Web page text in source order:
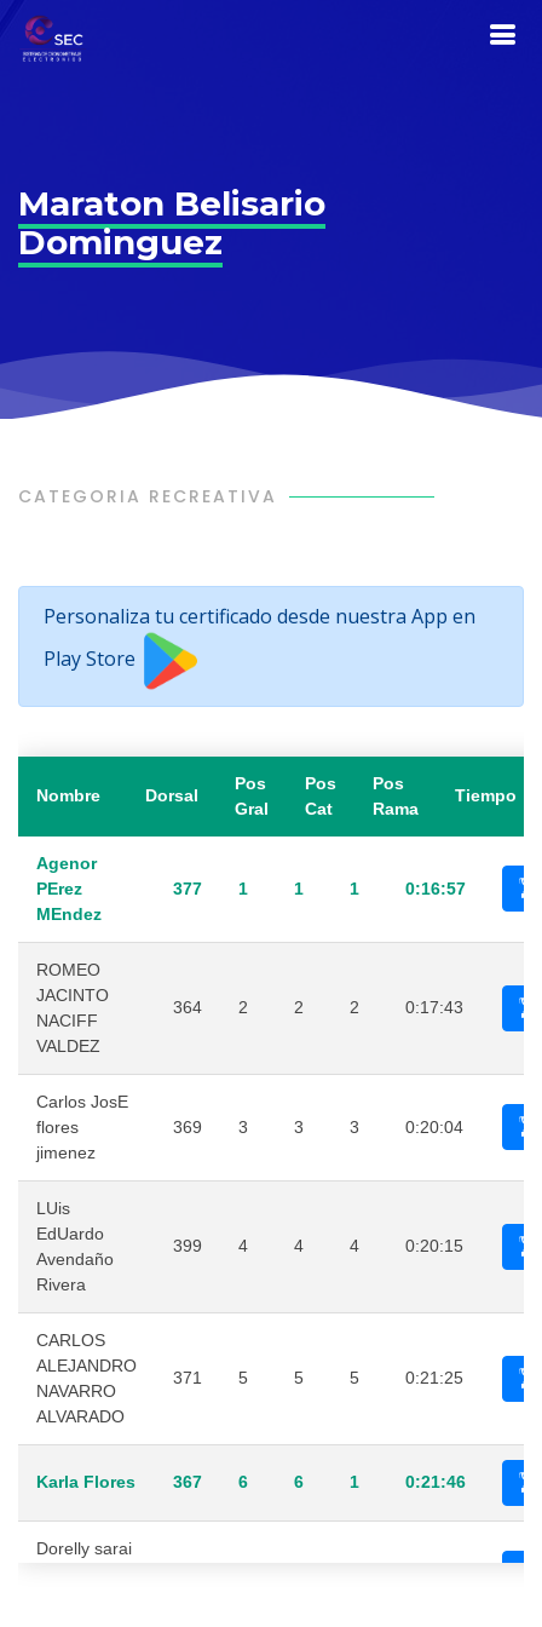
Maraton Belisario
Dominguez
CATEGORIA RECREATIVA
Personaliza tu certificado desde nuestra App en
Play Store
Nombre Dorsal
Pos
Gral
Pos
Cat
Pos
Rama
Tiempo
Agenor
PErez
MEndez
377 1 1 1 0:16:57
ROMEO
JACINTO
NACIFF
VALDEZ
364 2 2 2 0:17:43
Carlos JosE
flores
jimenez
369 3 3 3 0:20:04
LUis
EdUardo
Avendaño
Rivera
399 4 4 4 0:20:15
CARLOS
ALEJANDRO
NAVARRO
ALVARADO
371 5 5 5 0:21:25
Karla Flores 367 6 6 1 0:21:46
Dorelly sarai